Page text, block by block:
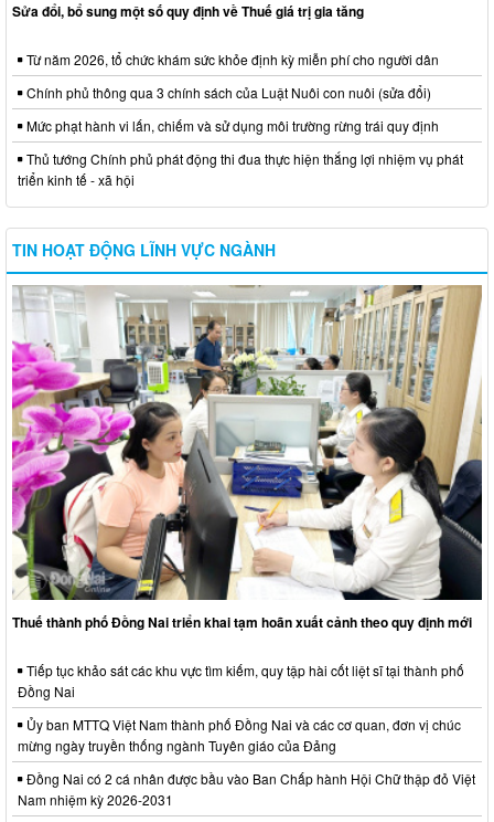
Sửa đổi, bổ sung một số quy định về Thuế giá trị gia tăng
Từ năm 2026, tổ chức khám sức khỏe định kỳ miễn phí cho người dân
Chính phủ thông qua 3 chính sách của Luật Nuôi con nuôi (sửa đổi)
Mức phạt hành vi lấn, chiếm và sử dụng môi trường rừng trái quy định
Thủ tướng Chính phủ phát động thi đua thực hiện thắng lợi nhiệm vụ phát
triển kinh tế - xã hội
TIN HOẠT ĐỘNG LĨNH VỰC NGÀNH
Thuế thành phố Đồng Nai triển khai tạm hoãn xuất cảnh theo quy định mới
Tiếp tục khảo sát các khu vực tìm kiếm, quy tập hài cốt liệt sĩ tại thành phố
Đồng Nai
Ủy ban MTTQ Việt Nam thành phố Đồng Nai và các cơ quan, đơn vị chúc
mừng ngày truyền thống ngành Tuyên giáo của Đảng
Đồng Nai có 2 cá nhân được bầu vào Ban Chấp hành Hội Chữ thập đỏ Việt
Nam nhiệm kỳ 2026-2031